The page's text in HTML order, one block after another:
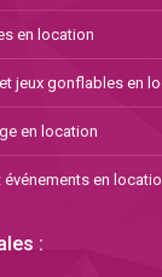
en location
jeux gonflables en
en location
en
: